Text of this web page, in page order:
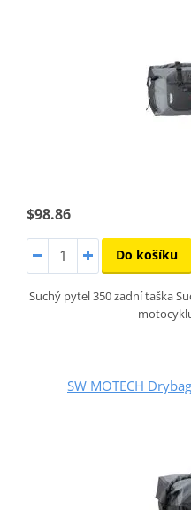
$98.86
Do košíku
Suchý pytel 350 zadní taška
SW MOTECH